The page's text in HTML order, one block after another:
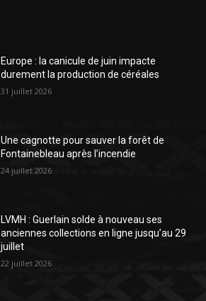
Europe : la canicule de juin impacte
durement la production de céréales
31 juillet 2026
Une cagnotte pour sauver la forêt de
Fontainebleau après l’incendie
24 juillet 2026
LVMH : Guerlain solde à nouveau ses
anciennes collections en ligne jusqu’au 29
juillet
22 juillet 2026